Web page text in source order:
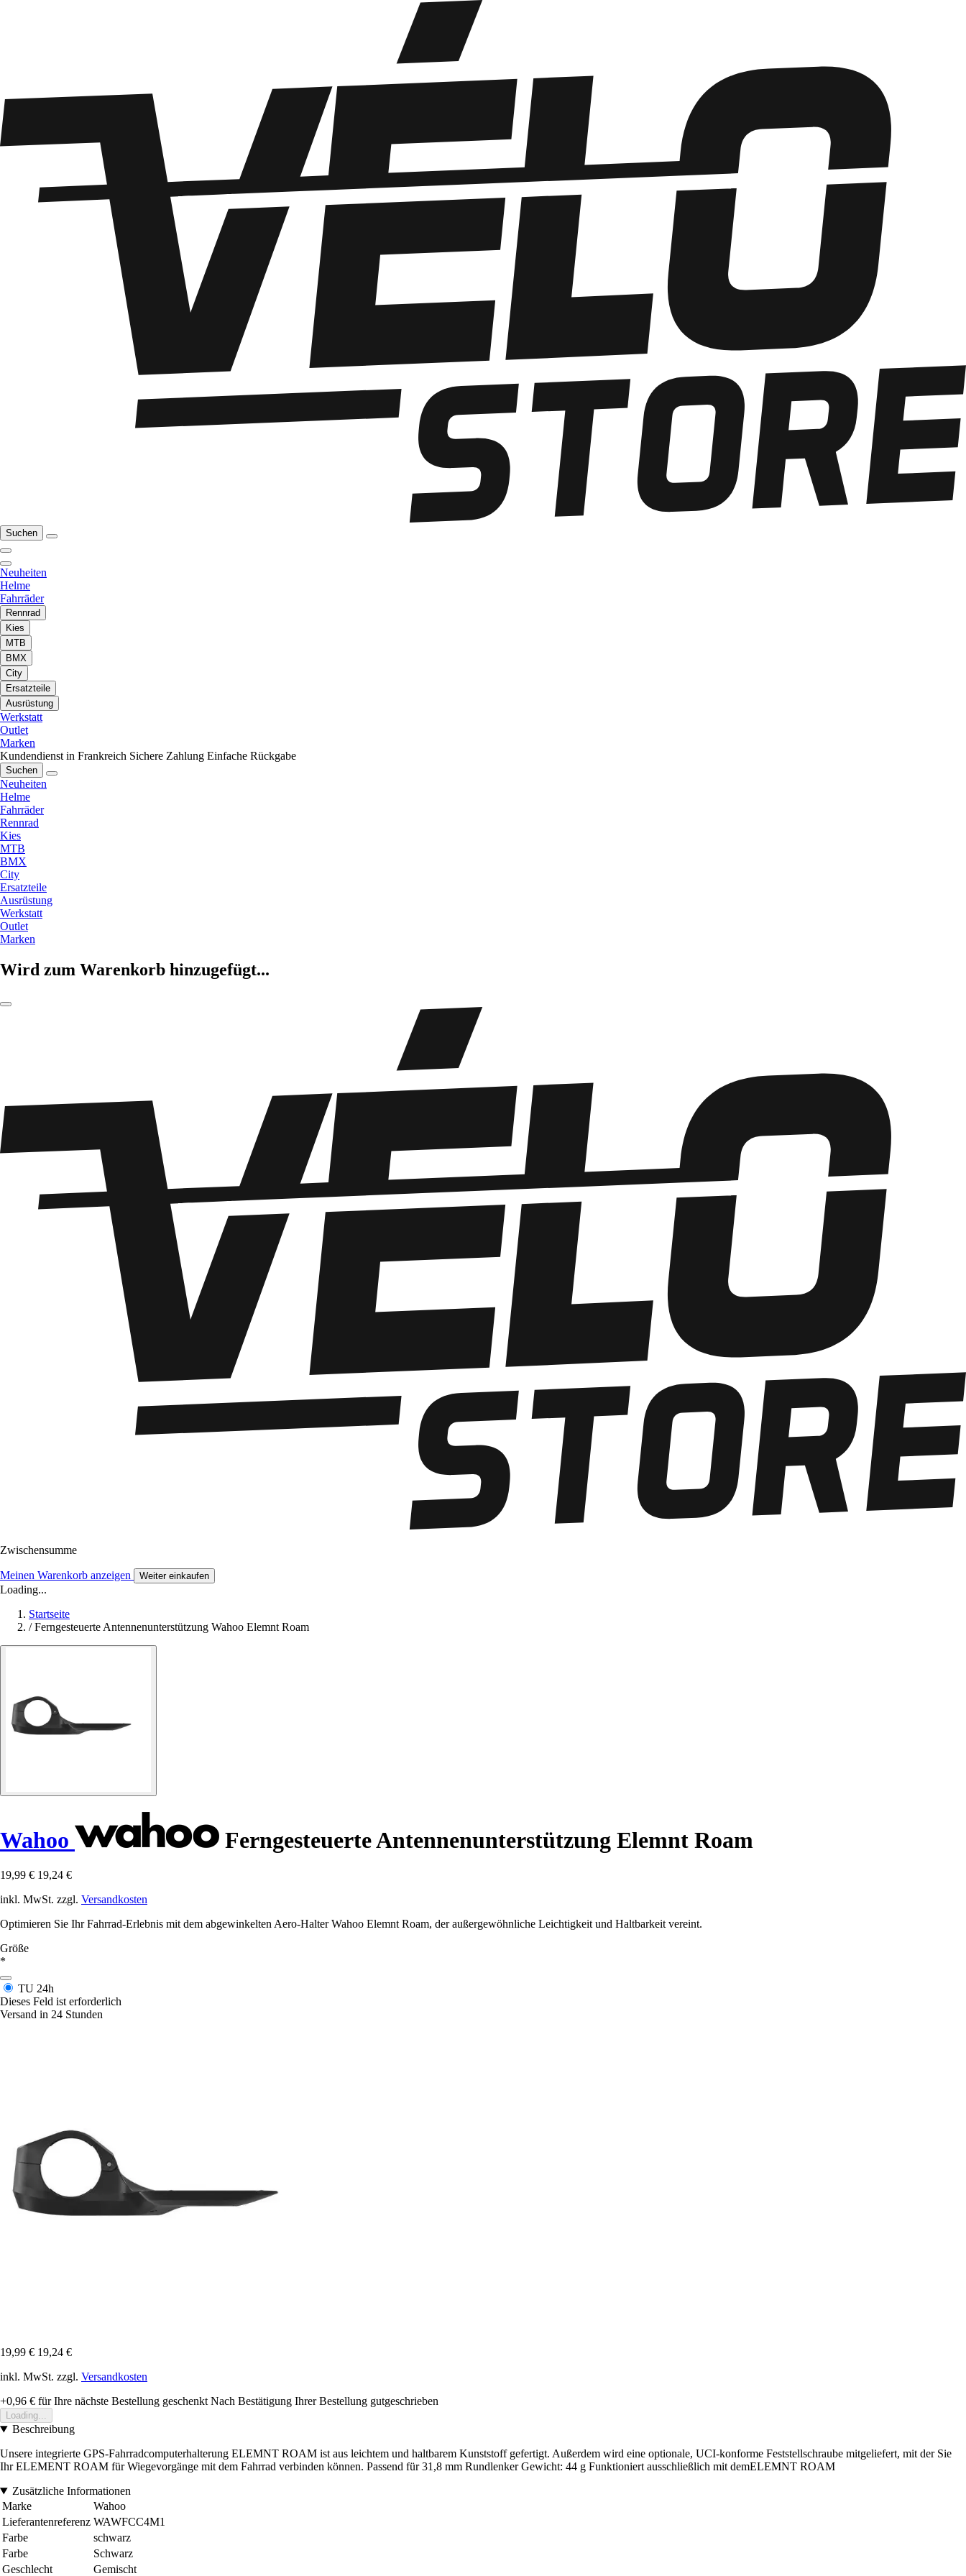
Suchen
Neuheiten
Helme
Fahrräder
Rennrad
Kies
MTB
BMX
City
Ersatzteile
Ausrüstung
Werkstatt
Outlet
Marken
Kundendienst in Frankreich Sichere Zahlung Einfache Rückgabe
Suchen
Neuheiten
Helme
Fahrräder
Rennrad
Kies
MTB
BMX
City
Ersatzteile
Ausrüstung
Werkstatt
Outlet
Marken
Wird zum Warenkorb hinzugefügt...
Zwischensumme
Meinen Warenkorb anzeigen Weiter einkaufen
Loading...
Startseite
/ Ferngesteuerte Antennenunterstützung Wahoo Elemnt Roam
Wahoo Ferngesteuerte Antennenunterstützung Elemnt Roam
19,99 € 19,24 €
inkl. MwSt. zzgl. Versandkosten
Optimieren Sie Ihr Fahrrad-Erlebnis mit dem abgewinkelten Aero-Halter Wahoo Elemnt Roam, der außergewöhnliche Leichtigkeit und Haltbarkeit vereint.
Größe
*
TU 24h
Dieses Feld ist erforderlich
Versand in 24 Stunden
19,99 € 19,24 €
inkl. MwSt. zzgl. Versandkosten
+0,96 € für Ihre nächste Bestellung geschenkt Nach Bestätigung Ihrer Bestellung gutgeschrieben
Loading...
Beschreibung
Unsere integrierte GPS-Fahrradcomputerhalterung ELEMNT ROAM ist aus leichtem und haltbarem Kunststoff gefertigt. Außerdem wird eine optionale, UCI-konforme Feststellschraube mitgeliefert, mit der Sie
Ihr ELEMENT ROAM für Wiegevorgänge mit dem Fahrrad verbinden können. Passend für 31,8 mm Rundlenker Gewicht: 44 g Funktioniert ausschließlich mit demELEMNT ROAM
Zusätzliche Informationen
Marke
Wahoo
Lieferantenreferenz WAWFCC4M1
Farbe
schwarz
Farbe
Schwarz
Geschlecht
Gemischt